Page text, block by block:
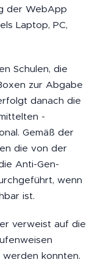
der WebApp
Laptop, PC,
Schulen, die
zur Abgabe
danach die
-
Gemäß der
die von der
Anti-Gen-
wenn
ist.
verweist auf die
konnten.